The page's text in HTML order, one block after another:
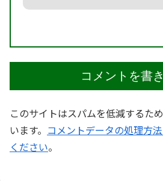
コメントを書
このサイトはスパムを低減するた
います。 コメントデータの処理方
ください。